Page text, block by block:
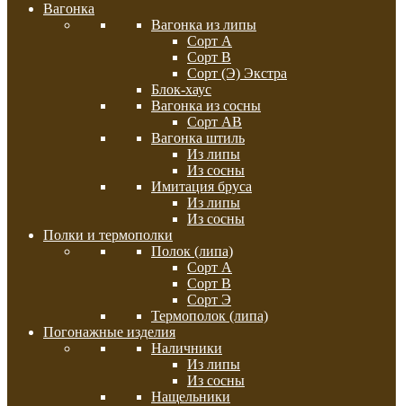
Вагонка
Вагонка из липы
Сорт А
Сорт В
Сорт (Э) Экстра
Блок-хаус
Вагонка из сосны
Сорт АВ
Вагонка штиль
Из липы
Из сосны
Имитация бруса
Из липы
Из сосны
Полки и термополки
Полок (липа)
Сорт А
Сорт В
Сорт Э
Термополок (липа)
Погонажные изделия
Наличники
Из липы
Из сосны
Нащельники